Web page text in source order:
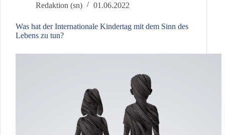
Redaktion (sn) 01.06.2022
Was hat der Internationale Kindertag mit dem Sinn des
Lebens zu tun?